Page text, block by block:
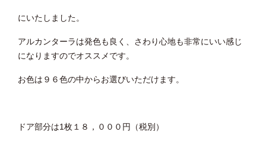
にいたしました。
アルカンターラは発色も良く、さわり心地も非常にいい感じ
になりますのでオススメです。
お色は９６色の中からお選びいただけます。
ドア部分は1枚１８，０００円（税別）